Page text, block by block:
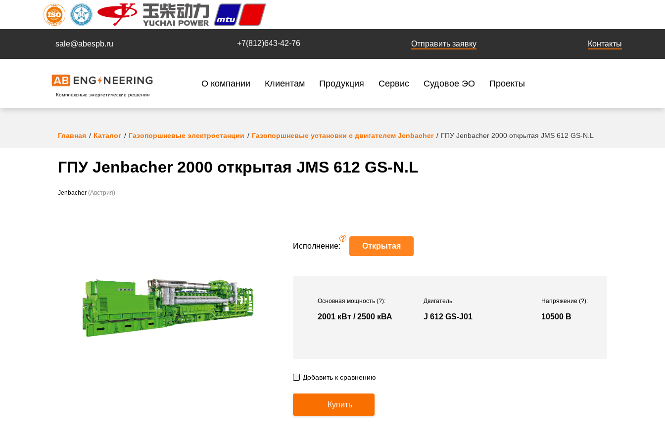
sale@abespb.ru +7(812)643-42-76 Отправить заявку Контакты
Комплексные энергетические решения
О компании Клиентам Продукция Сервис Судовое ЭО Проекты
Главная Каталог Газопоршневые электростанции Газопоршневые установки с двигателем Jenbacher ГПУ Jenbacher 2000 открытая JMS 612 GS-N.L
ГПУ Jenbacher 2000 открытая JMS 612 GS-N.L
Jenbacher (Австрия)
Исполнение:
?
Открытая
Основная мощность (?):
2001 кВт / 2500 кВА
Двигатель:
J 612 GS-J01
Напряжение(?):
10500 В
Добавить к сравнению
Купить